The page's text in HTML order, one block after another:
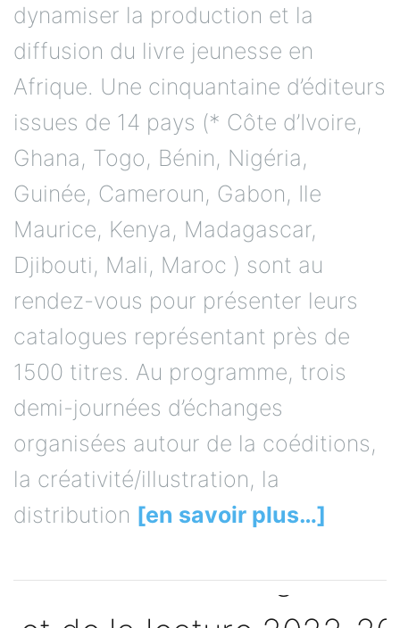
dynamiser la production et la
diffusion du livre jeunesse en
Afrique. Une cinquantaine d’éditeurs
issues de 14 pays (* Côte d’Ivoire,
Ghana, Togo, Bénin, Nigéria,
Guinée, Cameroun, Gabon, Ile
Maurice, Kenya, Madagascar,
Djibouti, Mali, Maroc ) sont au
rendez-vous pour présenter leurs
catalogues représentant près de
1500 titres. Au programme, trois
demi-journées d’échanges
organisées autour de la coéditions,
la créativité/illustration, la
distribution [en savoir plus…]